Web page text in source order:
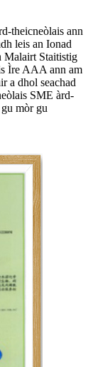
theicneòlais ann
leis an Ionad
Malairt Staitistig
Ìre AAA ann am
a dhol seachad
SME àrd-
mòr gu